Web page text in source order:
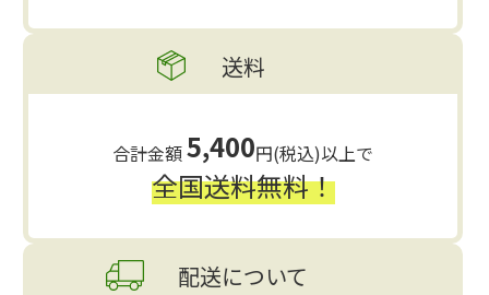
送料
合計金額5,400円(税込)以上で
全国送料無料！
配送について